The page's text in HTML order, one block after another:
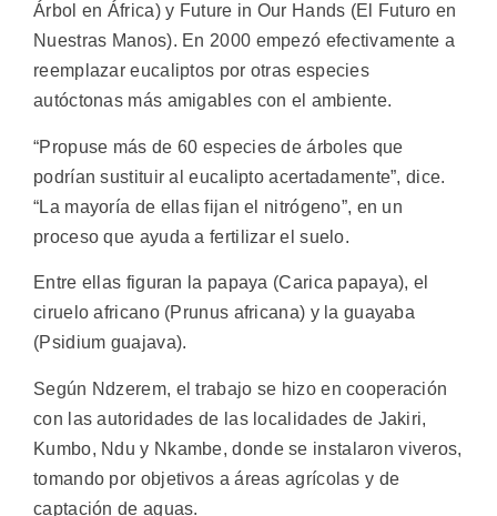
Árbol en África) y Future in Our Hands (El Futuro en
Nuestras Manos). En 2000 empezó efectivamente a
reemplazar eucaliptos por otras especies
autóctonas más amigables con el ambiente.
“Propuse más de 60 especies de árboles que
podrían sustituir al eucalipto acertadamente”, dice.
“La mayoría de ellas fijan el nitrógeno”, en un
proceso que ayuda a fertilizar el suelo.
Entre ellas figuran la papaya (Carica papaya), el
ciruelo africano (Prunus africana) y la guayaba
(Psidium guajava).
Según Ndzerem, el trabajo se hizo en cooperación
con las autoridades de las localidades de Jakiri,
Kumbo, Ndu y Nkambe, donde se instalaron viveros,
tomando por objetivos a áreas agrícolas y de
captación de aguas.